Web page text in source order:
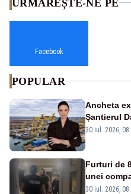
URMĂREȘTE-NE PE
Facebook
POPULAR
Ancheta
Șantierul
scufundă
30 iul. 2026,
Furturi de
unei
de anchetă
30 iul. 2026,